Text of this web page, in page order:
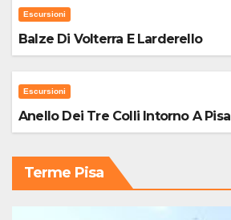
Escursioni
Balze Di Volterra E Larderello
Escursioni
Anello Dei Tre Colli Intorno A Pisa
Terme Pisa